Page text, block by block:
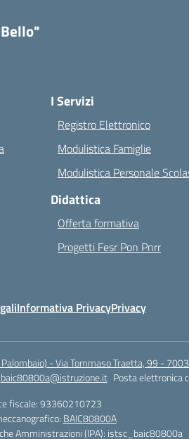
I Servizi
Registro Elettronico
Modulistica Famiglie
Modulistica Personale
Didattica
Offerta formativa
Progetti Fesr Pon Pnrr
Informativa PrivacyPrivacy
- Via Tommaso Traetta, 99 -
baic80800a@istruzione.it Posta elettronica
fiscale: 93360210723
BAIC80800A
Amministrazioni (IPA): istsc_baic80800a